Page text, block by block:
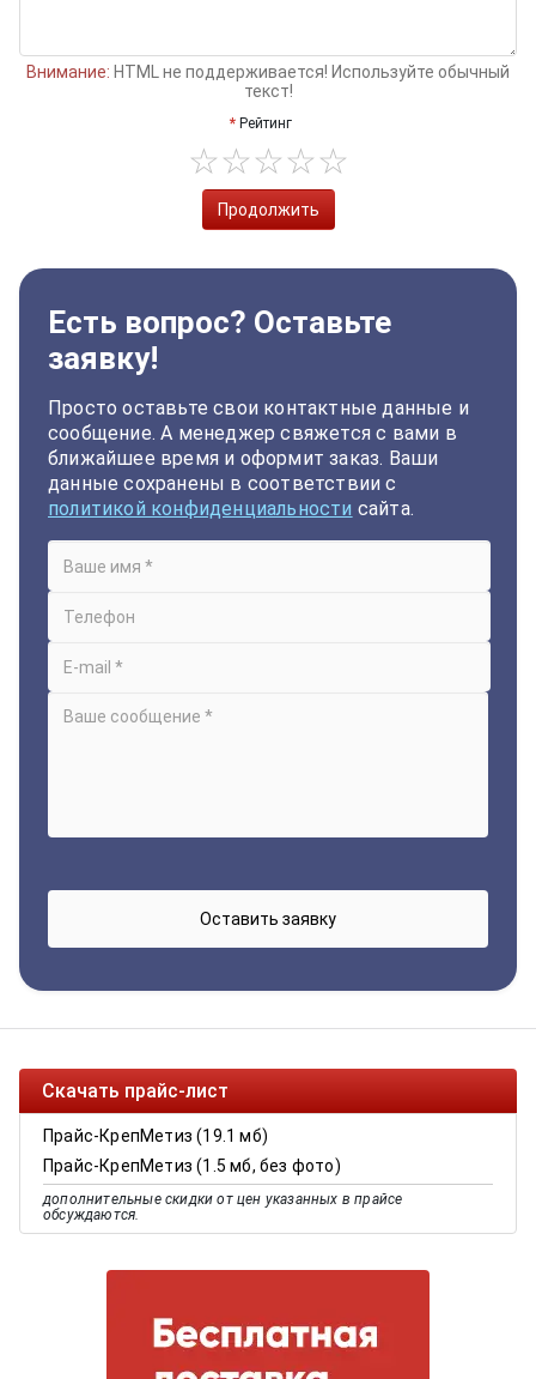
Внимание: HTML не поддерживается! Используйте обычный
текст!
Рейтинг
Продолжить
Есть вопрос? Оставьте
заявку!
Просто оставьте свои контактные данные и
сообщение. А менеджер свяжется с вами в
ближайшее время и оформит заказ. Ваши
данные сохранены в соответствии с
политикой конфиденциальности сайта.
Скачать прайс-лист
Прайс-КрепМетиз (19.1 мб)
Прайс-КрепМетиз (1.5 мб, без фото)
дополнительные скидки от цен указанных в прайсе
обсуждаются.